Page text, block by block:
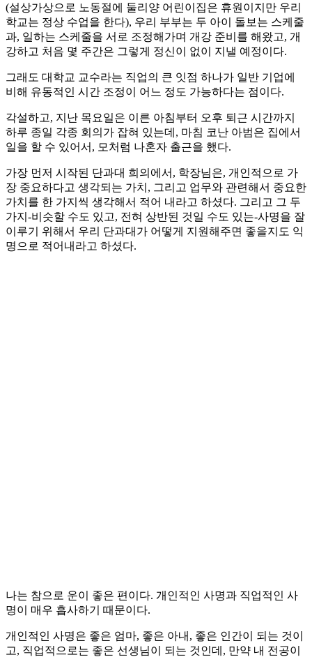
(설상가상으로 노동절에 둘리양 어린이집은 휴원이지만 우리
학교는 정상 수업을 한다), 우리 부부는 두 아이 돌보는 스케줄
과, 일하는 스케줄을 서로 조정해가며 개강 준비를 해왔고, 개
강하고 처음 몇 주간은 그렇게 정신이 없이 지낼 예정이다.
그래도 대학교 교수라는 직업의 큰 잇점 하나가 일반 기업에
비해 유동적인 시간 조정이 어느 정도 가능하다는 점이다.
각설하고, 지난 목요일은 이른 아침부터 오후 퇴근 시간까지
하루 종일 각종 회의가 잡혀 있는데, 마침 코난 아범은 집에서
일을 할 수 있어서, 모처럼 나혼자 출근을 했다.
가장 먼저 시작된 단과대 희의에서, 학장님은, 개인적으로 가
장 중요하다고 생각되는 가치, 그리고 업무와 관련해서 중요한
가치를 한 가지씩 생각해서 적어 내라고 하셨다. 그리고 그 두
가지-비슷할 수도 있고, 전혀 상반된 것일 수도 있는-사명을 잘
이루기 위해서 우리 단과대가 어떻게 지원해주면 좋을지도 익
명으로 적어내라고 하셨다.
나는 참으로 운이 좋은 편이다. 개인적인 사명과 직업적인 사
명이 매우 흡사하기 때문이다.
개인적인 사명은 좋은 엄마, 좋은 아내, 좋은 인간이 되는 것이
고, 직업적으로는 좋은 선생님이 되는 것인데, 만약 내 전공이